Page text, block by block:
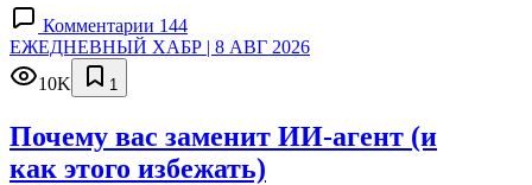
Комментарии 144
ЕЖЕДНЕВНЫЙ ХАБР | 8 АВГ 2026
10K
1
Почему вас заменит ИИ‑агент (и
как этого избежать)